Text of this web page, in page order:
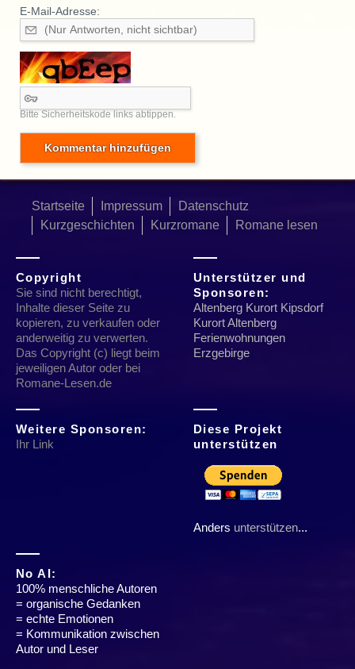
E-Mail-Adresse:
Bitte Sicherheitskode links abtippen.
Startseite Impressum
Datenschutz
Kurzgeschichten
Kurzromane Romane lesen
Copyright
Sie sind nicht berechtigt,
Inhalte dieser Seite zu
kopieren, zu verkaufen oder
anderweitig zu verwerten.
Das Copyright (c) liegt beim
jeweiligen Autor oder bei
Romane-Lesen.de
Unterstützer und
Sponsoren:
Altenberg Kurort Kipsdorf
Kurort Altenberg
Ferienwohnungen
Erzgebirge
Weitere Sponsoren:
Ihr Link
Diese Projekt
unterstützen
Anders unterstützen...
No AI:
100% menschliche Autoren
= organische Gedanken
= echte Emotionen
= Kommunikation zwischen
Autor und Leser